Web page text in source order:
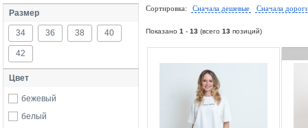
Размер
34 36 38 40
42
Цвет
бежевый
белый
Сортировка: Сначала дешевые Сначала
Показано 1 - 13 (всего 13 позиций)